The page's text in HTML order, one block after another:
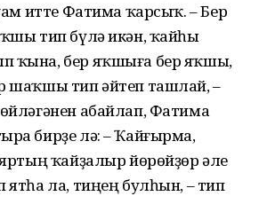
итте Фатима ҡарсыҡ. – Бер
тип бүлә икән, ҡайһы
ҡына, бер яҡшыға бер яҡшы,
шаҡшы тип әйтеп ташлай, –
абайлап, Фатима
бирҙе лә: – Ҡайғырма,
ҡайҙалыр йөрөйҙөр әле
ла, тиңең булһын, – тип